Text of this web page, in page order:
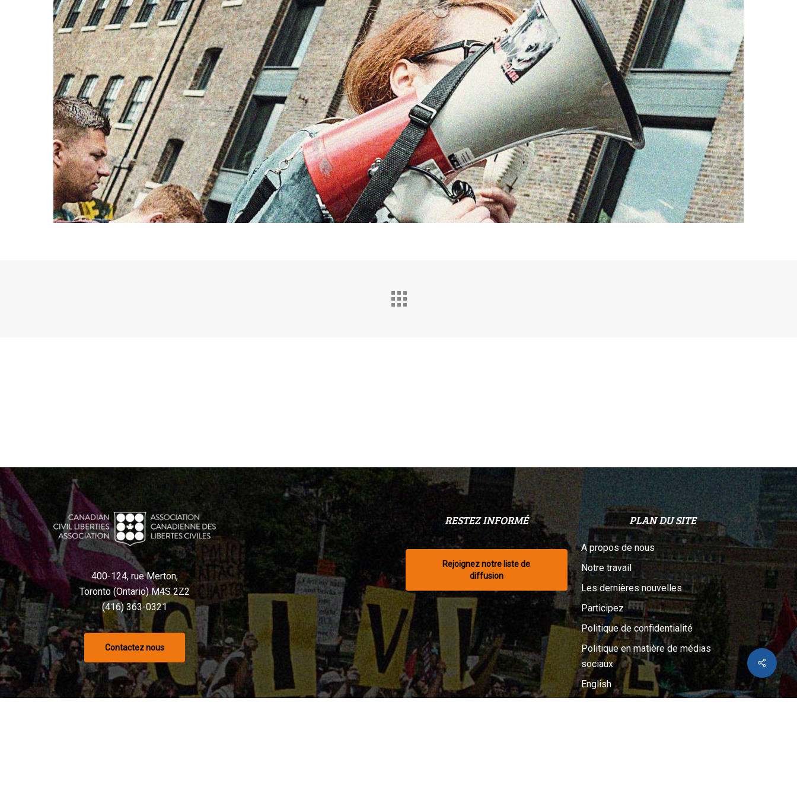
Share
400-124, rue Merton,
Toronto (Ontario) M4S 2Z2
(416) 363-0321
Contactez nous
RESTEZ INFORMÉ
Rejoignez notre liste de
diffusion
PLAN DU SITE
A propos de nous
Notre travail
Les dernières nouvelles
Participez
Politique de confidentialité
Politique en matière de médias
sociaux
English